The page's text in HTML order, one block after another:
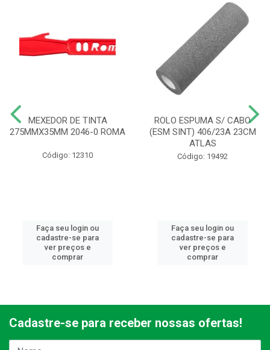
MEXEDOR DE TINTA
275MMX35MM 2046-0 ROMA
Código: 12310
Faça seu login ou
cadastre-se para
ver preços e
comprar
ROLO ESPUMA S/ CABO
(ESM SINT) 406/23A 23CM
ATLAS
Código: 19492
Faça seu login ou
cadastre-se para
ver preços e
comprar
Cadastre-se para receber nossas ofertas!